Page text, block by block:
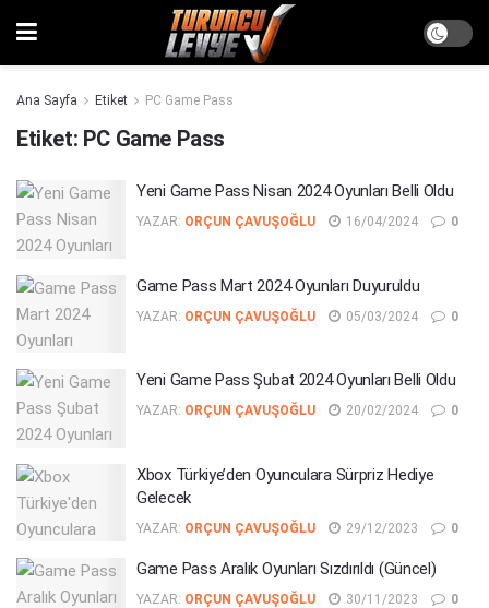
Ana Sayfa Etiket PC Game Pass
Etiket: PC Game Pass
Yeni Game Pass Nisan 2024 Oyunları Belli Oldu
YAZAR: ORÇUN ÇAVUŞOĞLU 16/04/2024 0
Game Pass Mart 2024 Oyunları Duyuruldu
YAZAR: ORÇUN ÇAVUŞOĞLU 05/03/2024 0
Yeni Game Pass Şubat 2024 Oyunları Belli Oldu
YAZAR: ORÇUN ÇAVUŞOĞLU 20/02/2024 0
Xbox Türkiye’den Oyunculara Sürpriz Hediye
Gelecek
YAZAR: ORÇUN ÇAVUŞOĞLU 29/12/2023 0
Game Pass Aralık Oyunları Sızdırıldı (Güncel)
YAZAR: ORÇUN ÇAVUŞOĞLU 30/11/2023 0